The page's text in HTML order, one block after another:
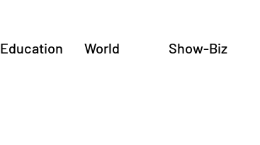
Education World Show-Biz